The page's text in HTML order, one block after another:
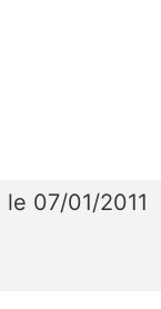
le 07/01/2011